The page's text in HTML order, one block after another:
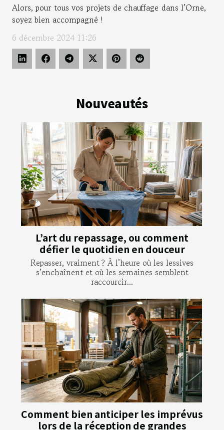
Alors, pour tous vos projets de chauffage dans l’Orne,
soyez bien accompagné !
6 décembre 2024 11:26
Nouveautés
L’art du repassage, ou comment
défier le quotidien en douceur
Repasser, vraiment ? À l’heure où les lessives
s’enchaînent et où les semaines semblent
raccourcir...
Comment bien anticiper les imprévus
lors de la réception de grandes